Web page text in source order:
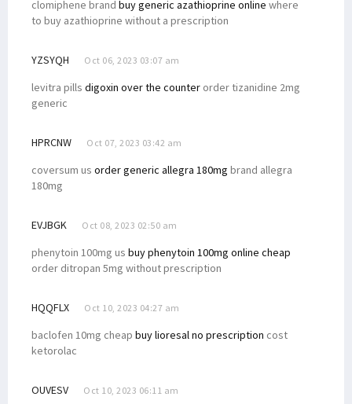
clomiphene brand buy generic azathioprine online where
to buy azathioprine without a prescription
YZSYQH Oct 06, 2023 03:07 am
levitra pills digoxin over the counter order tizanidine 2mg
generic
HPRCNW Oct 07, 2023 03:42 am
coversum us order generic allegra 180mg brand allegra
180mg
EVJBGK Oct 08, 2023 02:50 am
phenytoin 100mg us buy phenytoin 100mg online cheap
order ditropan 5mg without prescription
HQQFLX Oct 10, 2023 04:27 am
baclofen 10mg cheap buy lioresal no prescription cost
ketorolac
OUVESV Oct 10, 2023 06:11 am